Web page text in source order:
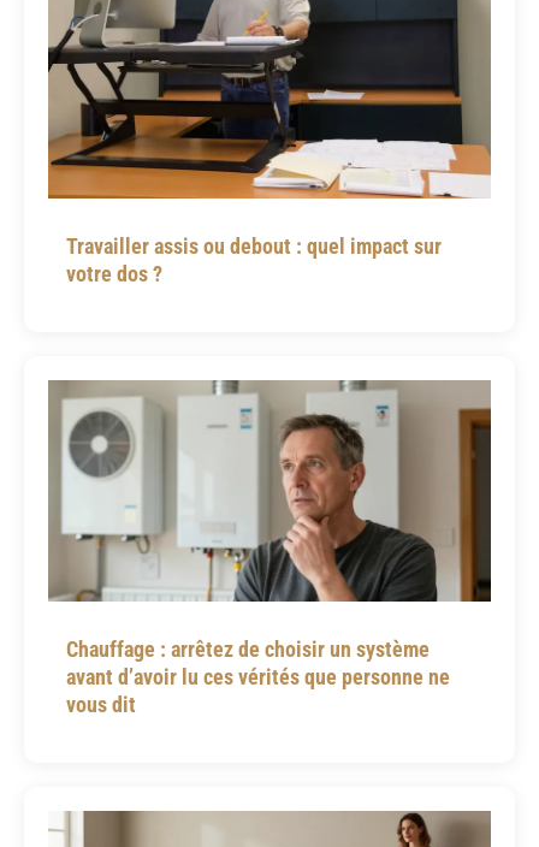
Travailler assis ou debout : quel impact sur
votre dos ?
Chauffage : arrêtez de choisir un système
avant d’avoir lu ces vérités que personne ne
vous dit